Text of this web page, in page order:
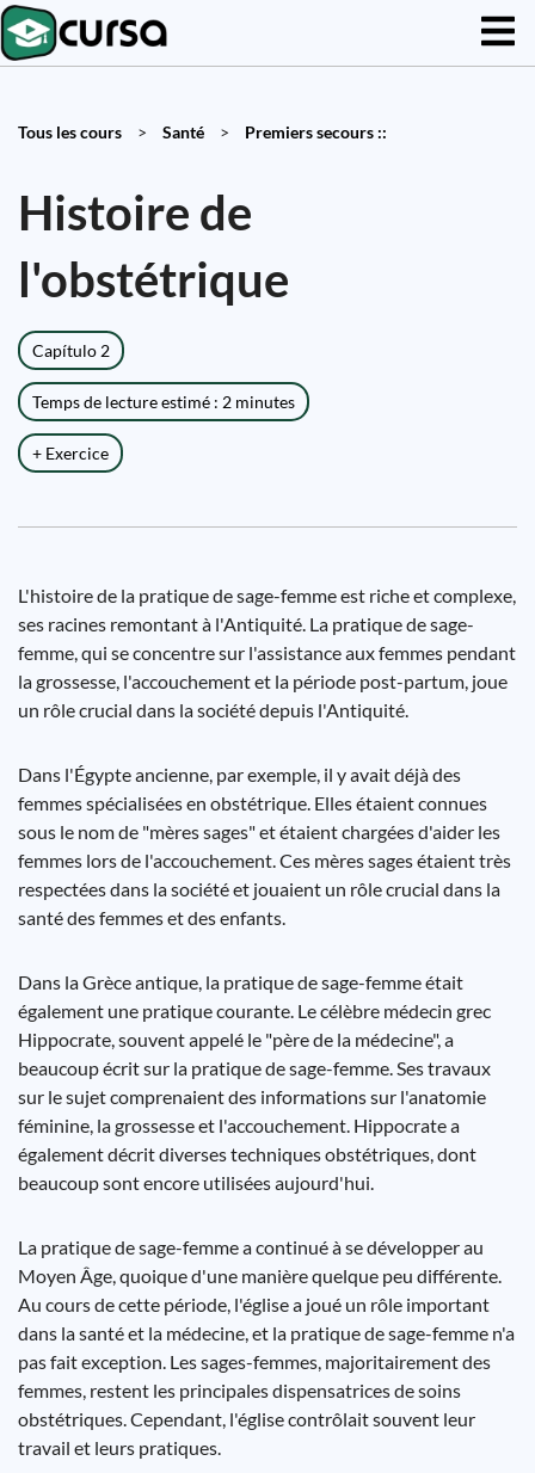
Tous les cours > Santé > Premiers secours ::
Histoire de
l'obstétrique
Capítulo 2
Temps de lecture estimé : 2 minutes
+ Exercice
L'histoire de la pratique de sage-femme est riche et complexe,
ses racines remontant à l'Antiquité. La pratique de sage-
femme, qui se concentre sur l'assistance aux femmes pendant
la grossesse, l'accouchement et la période post-partum, joue
un rôle crucial dans la société depuis l'Antiquité.
Dans l'Égypte ancienne, par exemple, il y avait déjà des
femmes spécialisées en obstétrique. Elles étaient connues
sous le nom de "mères sages" et étaient chargées d'aider les
femmes lors de l'accouchement. Ces mères sages étaient très
respectées dans la société et jouaient un rôle crucial dans la
santé des femmes et des enfants.
Dans la Grèce antique, la pratique de sage-femme était
également une pratique courante. Le célèbre médecin grec
Hippocrate, souvent appelé le "père de la médecine", a
beaucoup écrit sur la pratique de sage-femme. Ses travaux
sur le sujet comprenaient des informations sur l'anatomie
féminine, la grossesse et l'accouchement. Hippocrate a
également décrit diverses techniques obstétriques, dont
beaucoup sont encore utilisées aujourd'hui.
La pratique de sage-femme a continué à se développer au
Moyen Âge, quoique d'une manière quelque peu différente.
Au cours de cette période, l'église a joué un rôle important
dans la santé et la médecine, et la pratique de sage-femme n'a
pas fait exception. Les sages-femmes, majoritairement des
femmes, restent les principales dispensatrices de soins
obstétriques. Cependant, l'église contrôlait souvent leur
travail et leurs pratiques.